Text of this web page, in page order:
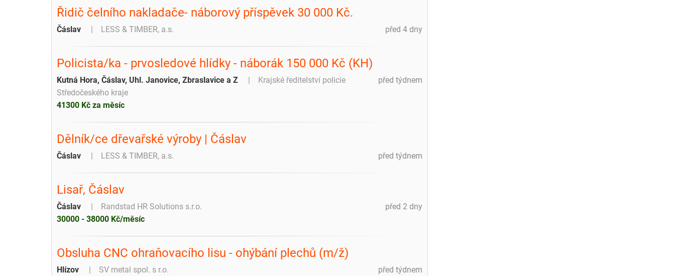
Řidič čelního nakladače- náborový příspěvek 30 000 Kč.
před 4 dny
Čáslav LESS & TIMBER, a.s.
Policista/ka - prvosledové hlídky - náborák 150 000 Kč (KH)
před týdnem
Kutná Hora, Čáslav, Uhl. Janovice, Zbraslavice a Z
Krajské ředitelství policie
Středočeského kraje
41300 Kč za měsíc
Dělník/ce dřevařské výroby | Čáslav
před týdnem
Čáslav LESS & TIMBER, a.s.
Lisař, Čáslav
před 2 dny
Čáslav
Randstad HR Solutions s.r.o.
30000 - 38000 Kč/měsíc
Obsluha CNC ohraňovacího lisu - ohýbání plechů (m/ž)
před týdnem
Hlízov SV metal spol. s r.o.